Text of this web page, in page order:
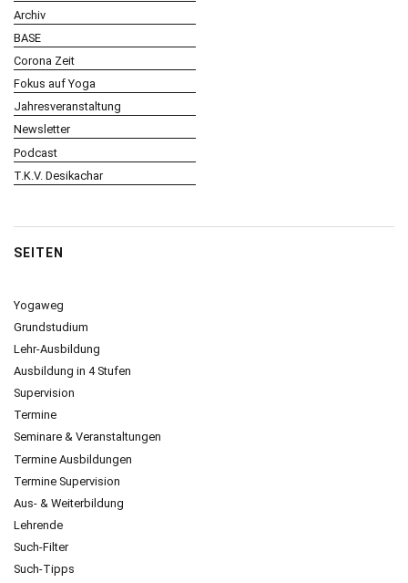
Archiv
BASE
Corona Zeit
Fokus auf Yoga
Jahresveranstaltung
Newsletter
Podcast
T.K.V. Desikachar
SEITEN
Yogaweg
Grundstudium
Lehr-Ausbildung
Ausbildung in 4 Stufen
Supervision
Termine
Seminare & Veranstaltungen
Termine Ausbildungen
Termine Supervision
Aus- & Weiterbildung
Lehrende
Such-Filter
Such-Tipps